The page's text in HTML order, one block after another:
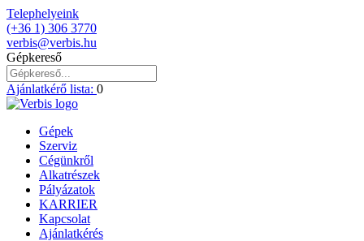
Telephelyeink
(+36 1) 306 3770
verbis@verbis.hu
Gépkereső
Ajánlatkérő lista: 0
Gépek
Szerviz
Cégünkről
Alkatrészek
Pályázatok
KARRIER
Kapcsolat
Ajánlatkérés